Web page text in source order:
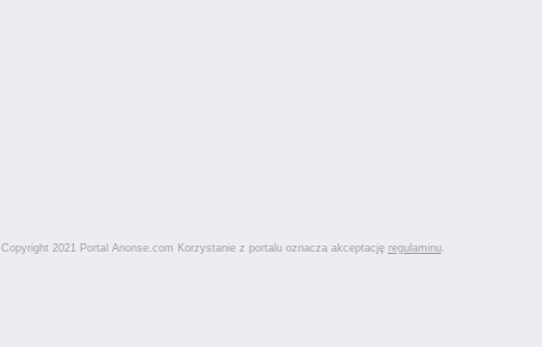
Copyright 2021 Portal Anonse.com Korzystanie z portalu oznacza akceptację regulaminu.